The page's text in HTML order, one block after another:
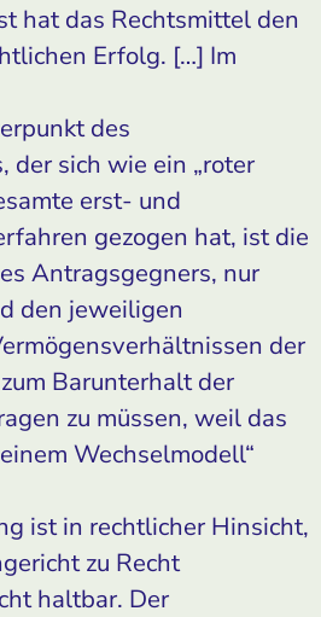
hat das Rechtsmittel den
Erfolg. […] Im
des
der sich wie ein „roter
erst- und
gezogen hat, ist die
Antragsgegners, nur
den jeweiligen
der
Barunterhalt der
zu müssen, weil das
Wechselmodell“
ist in rechtlicher Hinsicht,
zu Recht
haltbar. Der